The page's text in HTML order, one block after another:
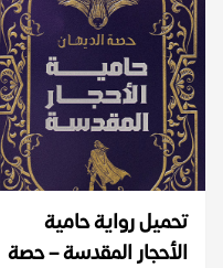
تحميل رواية حامية
الأحجار المقدسة – حصة